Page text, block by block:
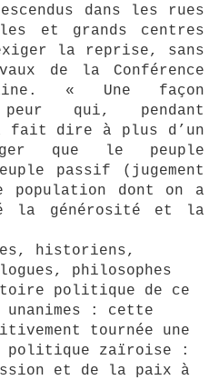
dans les rues
et grands centres
la reprise, sans
de la Conférence
« Une façon
qui, pendant
fait dire à plus d’un
que le peuple
passif (jugement
population dont on a
la générosité et la
historiens,
philosophes
politique de ce
: cette
tournée une
politique zaïroise :
et de la paix à